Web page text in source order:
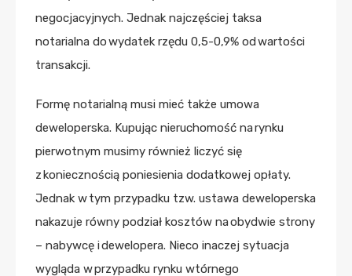
negocjacyjnych. Jednak najczęściej taksa
notarialna do wydatek rzędu 0,5-0,9% od wartości
transakcji.
Formę notarialną musi mieć także umowa
deweloperska. Kupując nieruchomość na rynku
pierwotnym musimy również liczyć się
z koniecznością poniesienia dodatkowej opłaty.
Jednak w tym przypadku tzw. ustawa deweloperska
nakazuje równy podział kosztów na obydwie strony
– nabywcę i dewelopera. Nieco inaczej sytuacja
wygląda w przypadku rynku wtórnego